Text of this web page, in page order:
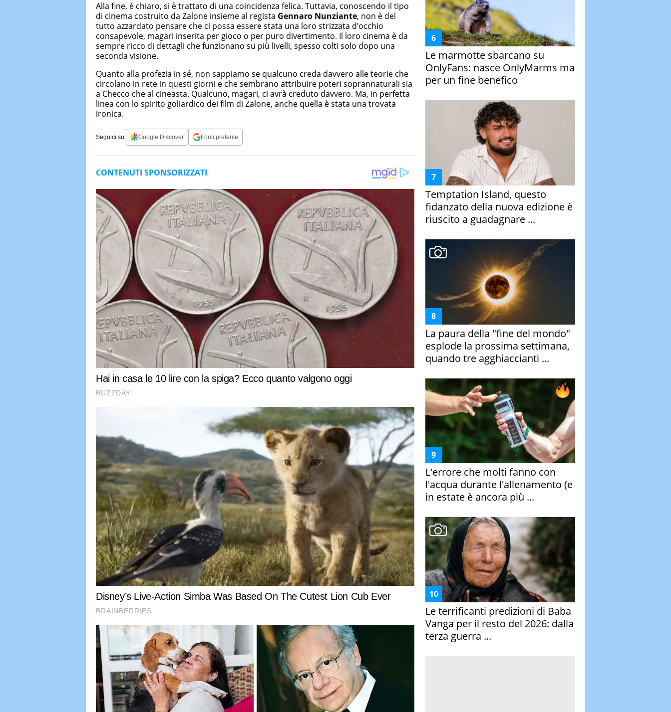
Alla fine, è chiaro, si è trattato di una coincidenza felica. Tuttavia, conoscendo il tipo
di cinema costruito da Zalone insieme al regista Gennaro Nunziante, non è del
tutto azzardato pensare che ci possa essere stata una loro strizzata d’occhio
consapevole, magari inserita per gioco o per puro divertimento. Il loro cinema è da
sempre ricco di dettagli che funzionano su più livelli, spesso colti solo dopo una
seconda visione.
Quanto alla profezia in sé, non sappiamo se qualcuno creda davvero alle teorie che
circolano in rete in questi giorni e che sembrano attribuire poteri soprannaturali sia
a Checco che al cineasta. Qualcuno, magari, ci avrà creduto davvero. Ma, in perfetta
linea con lo spirito goliardico dei film di Zalone, anche quella è stata una trovata
ironica.
Seguici su: Google Discover Fonti preferite
Le marmotte sbarcano su
OnlyFans: nasce OnlyMarms ma
per un fine benefico
Temptation Island, questo
fidanzato della nuova edizione è
riuscito a guadagnare ...
La paura della "fine del mondo"
esplode la prossima settimana,
quando tre agghiaccianti ...
L'errore che molti fanno con
l'acqua durante l'allenamento (e
in estate è ancora più ...
Le terrificanti predizioni di Baba
Vanga per il resto del 2026: dalla
terza guerra ...